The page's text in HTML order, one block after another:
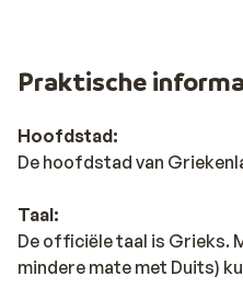
Praktische
Hoofdstad:
De hoofdstad van
Taal:
De officiële taal is Grieks.
mindere mate met Duits)